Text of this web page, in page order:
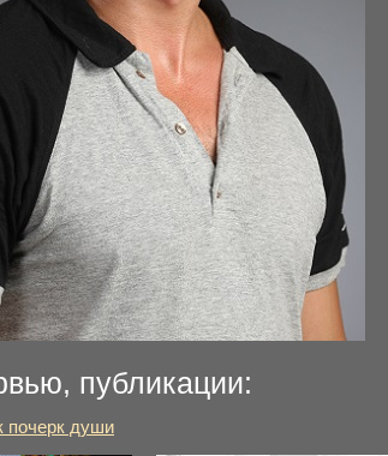
публикации:
почерк души